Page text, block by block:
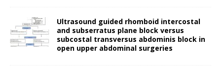
Ultrasound guided rhomboid intercostal
and subserratus plane block versus
subcostal transversus abdominis block in
open upper abdominal surgeries